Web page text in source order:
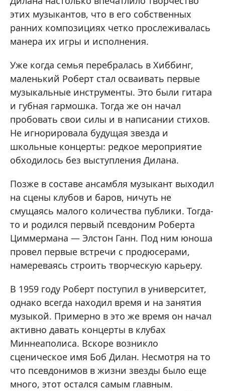
этих музыкантов, что в его собственных
ранних композициях четко прослеживалась
манера их игры и исполнения.
Уже когда семья перебралась в Хиббинг,
маленький Роберт стал осваивать первые
музыкальные инструменты. Это были гитара
и губная гармошка. Тогда же он начал
пробовать свои силы и в написании стихов.
Не игнорировала будущая звезда и
школьные концерты: редкое мероприятие
обходилось без выступления Дилана.
Позже в составе ансамбля музыкант выходил
на сцены клубов и баров, ничуть не
смущаясь малого количества публики. Тогда-
то и родился первый псевдоним Роберта
Циммермана — Элстон Ганн. Под ним юноша
провел первые встречи с продюсерами,
намереваясь строить творческую карьеру.
В 1959 году Роберт поступил в университет,
однако всегда находил время и на занятия
музыкой. Примерно в это же время он начал
активно давать концерты в клубах
Миннеаполиса. Вскоре возникло
сценическое имя Боб Дилан. Несмотря на то
что псевдонимов в жизни звезды было еще
много, этот остался самым главным.